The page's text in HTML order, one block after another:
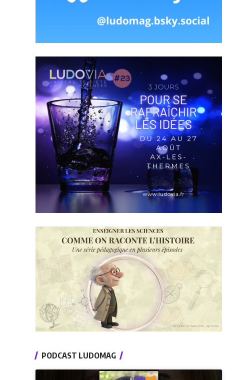
PODCAST LUDOMAG